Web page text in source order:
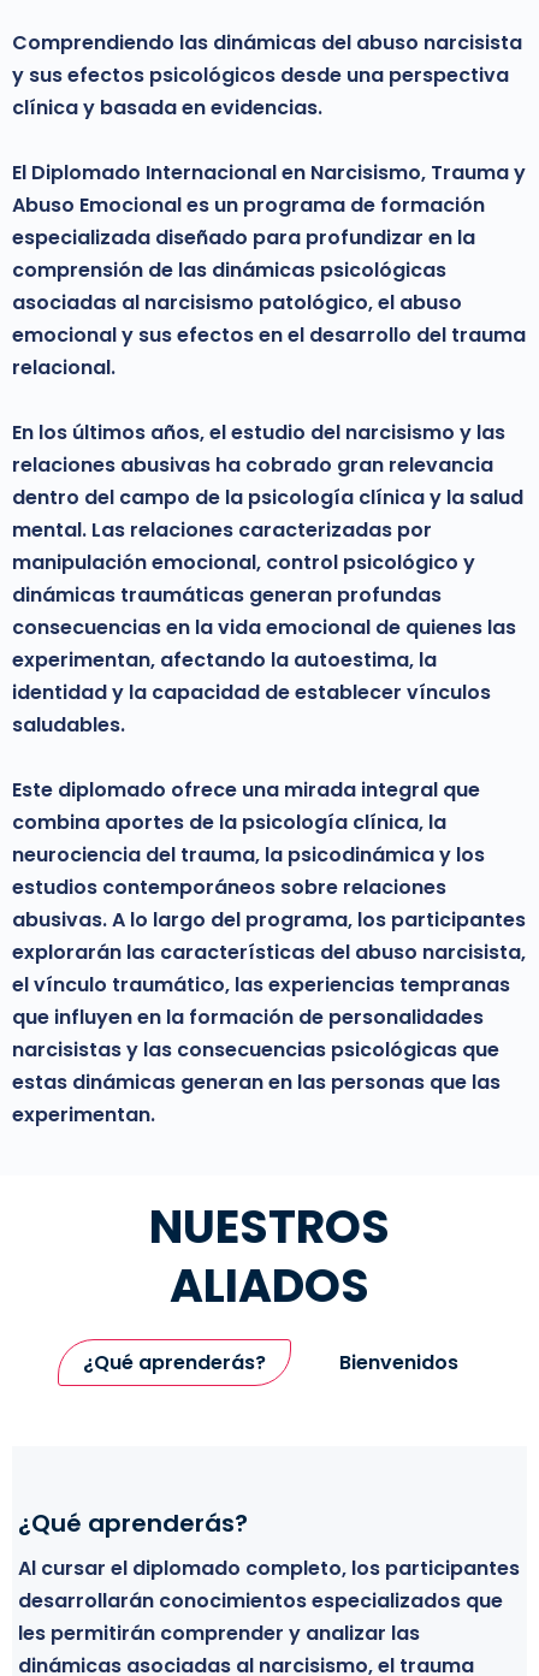
Comprendiendo las dinámicas del abuso narcisista
y sus efectos psicológicos desde una perspectiva
clínica y basada en evidencias.
El Diplomado Internacional en Narcisismo, Trauma y
Abuso Emocional es un programa de formación
especializada diseñado para profundizar en la
comprensión de las dinámicas psicológicas
asociadas al narcisismo patológico, el abuso
emocional y sus efectos en el desarrollo del trauma
relacional.
En los últimos años, el estudio del narcisismo y las
relaciones abusivas ha cobrado gran relevancia
dentro del campo de la psicología clínica y la salud
mental. Las relaciones caracterizadas por
manipulación emocional, control psicológico y
dinámicas traumáticas generan profundas
consecuencias en la vida emocional de quienes las
experimentan, afectando la autoestima, la
identidad y la capacidad de establecer vínculos
saludables.
Este diplomado ofrece una mirada integral que
combina aportes de la psicología clínica, la
neurociencia del trauma, la psicodinámica y los
estudios contemporáneos sobre relaciones
abusivas. A lo largo del programa, los participantes
explorarán las características del abuso narcisista,
el vínculo traumático, las experiencias tempranas
que influyen en la formación de personalidades
narcisistas y las consecuencias psicológicas que
estas dinámicas generan en las personas que las
experimentan.
NUESTROS
ALIADOS
¿Qué aprenderás? Bienvenidos
¿Qué aprenderás?
Al cursar el diplomado completo, los participantes
desarrollarán conocimientos especializados que
les permitirán comprender y analizar las
dinámicas asociadas al narcisismo, el trauma
Bienvenidos
Este diplomado está dirigido a personas
interesadas en comprender profundamente las
dinámicas psicológicas del narcisismo, el abuso
emocional y el trauma relacional, así como en